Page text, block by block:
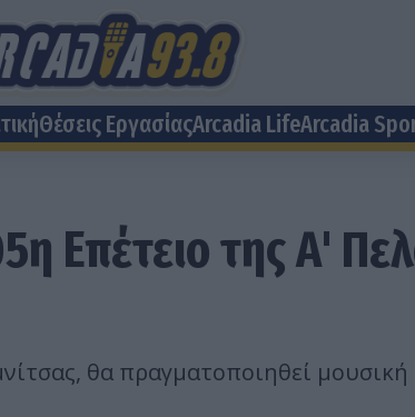
Θέσεις EργασίαςArcadia LifeArcadia
Επέτειο της Α'
θα πραγματοποιηθεί